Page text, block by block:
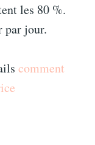
les 80 %.
par jour.
comment